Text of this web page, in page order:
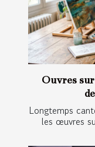
Œuvres sur
Longtemps
les œuvres